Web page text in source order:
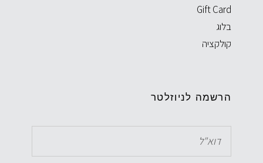
Gift Card
בלוג
קולקציה
הרשמה לניוזלטר